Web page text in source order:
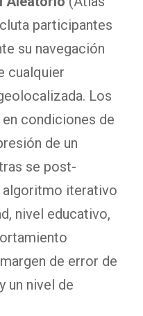
participantes
su navegación
cualquier
Los
condiciones de
de un
se post-
algoritmo iterativo
nivel educativo,
de error de
un nivel de